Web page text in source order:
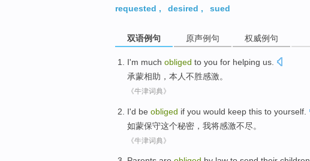
requested , desired , sued
双语例句 原声例句 权威例句
I'm much obliged to you for helping us.
承蒙相助，本人不胜感激。
《牛津词典》
I'd be obliged if you would keep this to yourself
如蒙保守这个秘密 ， 我将感激不尽。
《牛津词典》